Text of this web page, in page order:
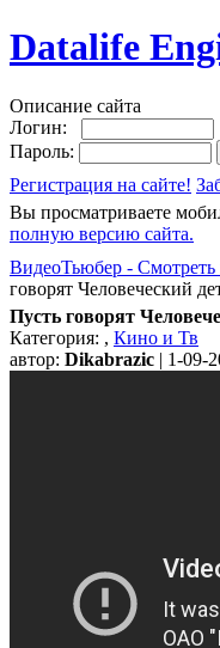
Datalife
Описание сайта
Логин:
Пароль:
Регистрация на сайте!
Вы просматриваете
полную версию сайта.
ВидеоТьюбер - Смотреть
говорят Человеческий
Пусть говорят
Категория: , Кино и Тв
автор: Dikabrazic | 1-09-